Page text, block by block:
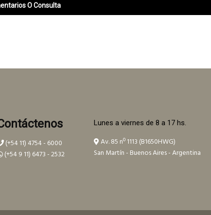
(+54 11) 4754 - 6000
(+54 9 11) 6473 - 2532
Lunes a viernes de 8 a 17 hs.
Av. 85 nº 1113 (B1650HWG)
San Martín - Buenos Aires - Argentina